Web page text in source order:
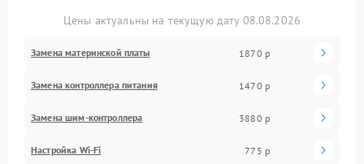
Цены актуальны на текущую дату 08.08.2026
Замена материнской платы 1870 р
Замена контроллера питания 1470 р
Замена шим-контроллера 3880 р
Настройка Wi-Fi 775 р